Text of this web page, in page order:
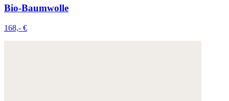
Bio-Baumwolle
168,- €